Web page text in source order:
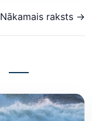
Nākamais raksts →